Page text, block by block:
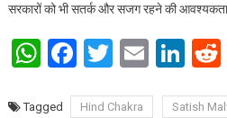
सरकारों को भी सतर्क और सजग रहने की
WhatsApp
Facebook
Twitter
Email
Tagged Hind Chakra Satish